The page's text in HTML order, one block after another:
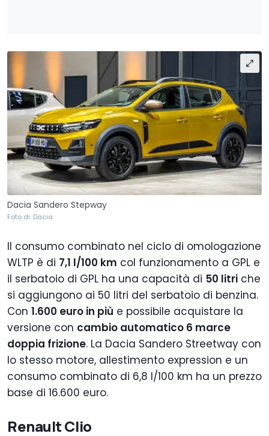
Dacia Sandero Stepway
Foto di: Dacia
Il consumo combinato nel ciclo di omologazione
WLTP è di 7,1 l/100 km col funzionamento a GPL e
il serbatoio di GPL ha una capacità di 50 litri che
si aggiungono ai 50 litri del serbatoio di benzina.
Con 1.600 euro in più e possibile acquistare la
versione con cambio automatico 6 marce
doppia frizione. La Dacia Sandero Streetway con
lo stesso motore, allestimento expression e un
consumo combinato di 6,8 l/100 km ha un prezzo
base di 16.600 euro.
Renault Clio